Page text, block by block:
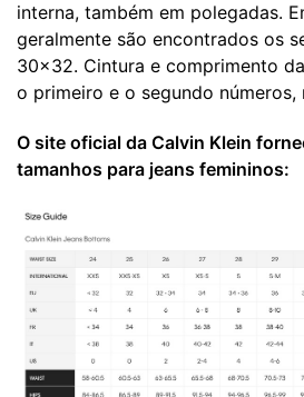
interna, também em polegadas.
geralmente são encontrados os
30x32. Cintura e comprimento
o primeiro e o segundo números,
O site oficial da Calvin Klein
tamanhos para jeans femininos: